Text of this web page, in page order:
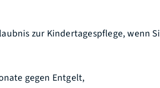
zur Kindertagespflege, wenn
gegen Entgelt,